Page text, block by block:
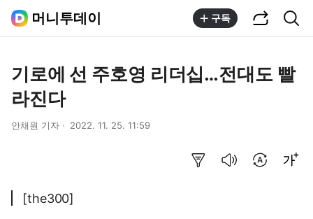
머니투데이 구독
기로에 선 주호영 리더십…전대도 빨
라진다
안채원 기자 2022. 11. 25. 11:59
[the300]